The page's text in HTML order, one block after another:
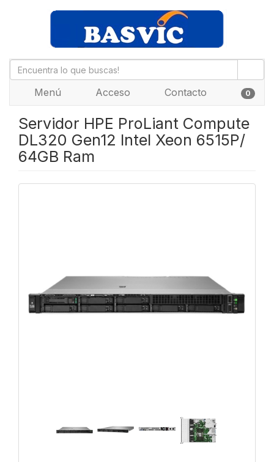
Menú Acceso Contacto 0
Servidor HPE ProLiant Compute
DL320 Gen12 Intel Xeon 6515P/
64GB Ram